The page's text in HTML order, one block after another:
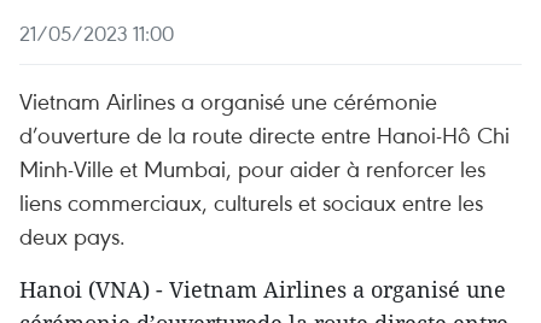
21/05/2023 11:00
Vietnam Airlines a organisé une cérémonie
d’ouverture de la route directe entre Hanoi-Hô Chi
Minh-Ville et Mumbai, pour aider à renforcer les
liens commerciaux, culturels et sociaux entre les
deux pays.
Hanoi (VNA) - Vietnam Airlines a organisé une